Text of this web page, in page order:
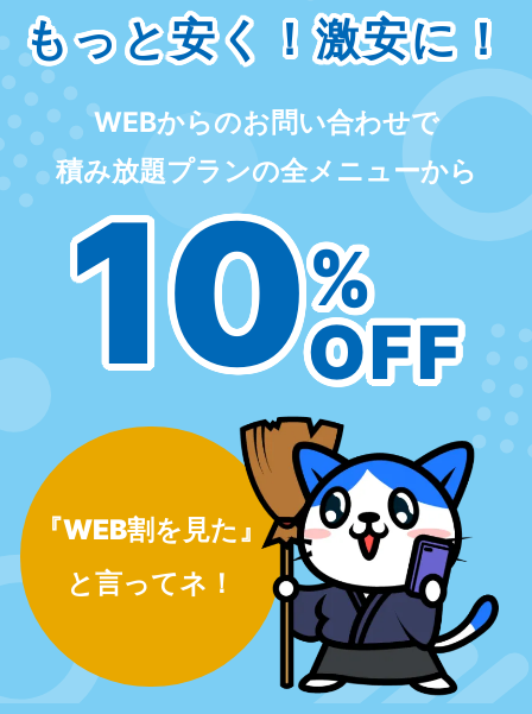
もっと安く！激安に！
WEBからのお問い合わせで
積み放題プランの全メニューから
10%
OFF
『WEB割を見た』
と言ってネ！